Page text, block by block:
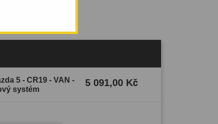
5 - CR19 - VAN -
systém
5 091,00 Kč